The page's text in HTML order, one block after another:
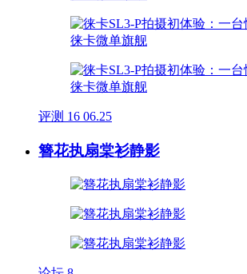
评测 16 06.25
簪花执扇棠衫静影